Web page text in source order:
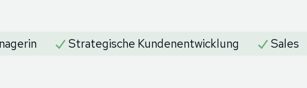
Strategische Kundenentwicklung
Sales